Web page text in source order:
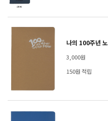
나의 100주년
3,000원
150원 적립